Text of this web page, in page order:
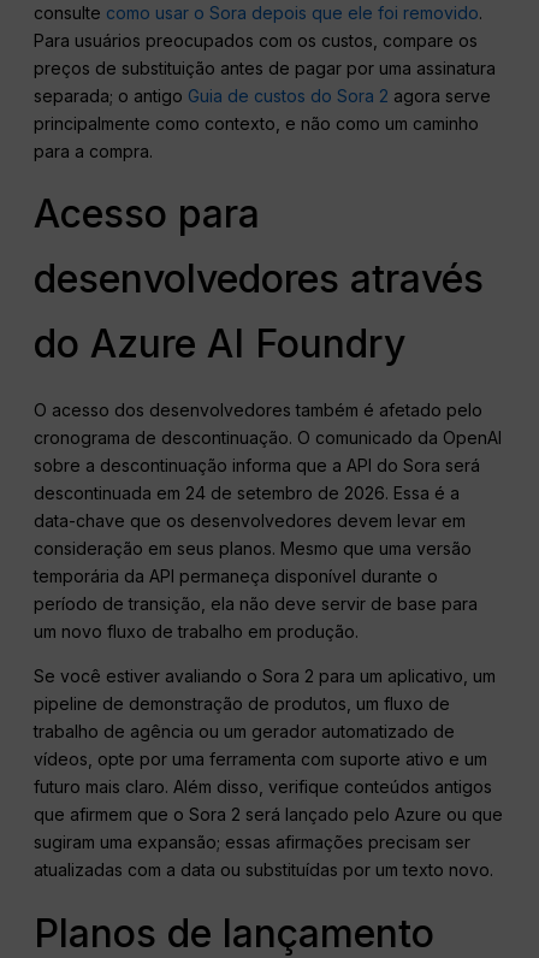
consulte como usar o Sora depois que ele foi removido.
Para usuários preocupados com os custos, compare os
preços de substituição antes de pagar por uma assinatura
separada; o antigo Guia de custos do Sora 2 agora serve
principalmente como contexto, e não como um caminho
para a compra.
Acesso para
desenvolvedores através
do Azure AI Foundry
O acesso dos desenvolvedores também é afetado pelo
cronograma de descontinuação. O comunicado da OpenAI
sobre a descontinuação informa que a API do Sora será
descontinuada em 24 de setembro de 2026. Essa é a
data-chave que os desenvolvedores devem levar em
consideração em seus planos. Mesmo que uma versão
temporária da API permaneça disponível durante o
período de transição, ela não deve servir de base para
um novo fluxo de trabalho em produção.
Se você estiver avaliando o Sora 2 para um aplicativo, um
pipeline de demonstração de produtos, um fluxo de
trabalho de agência ou um gerador automatizado de
vídeos, opte por uma ferramenta com suporte ativo e um
futuro mais claro. Além disso, verifique conteúdos antigos
que afirmem que o Sora 2 será lançado pelo Azure ou que
sugiram uma expansão; essas afirmações precisam ser
atualizadas com a data ou substituídas por um texto novo.
Planos de lançamento